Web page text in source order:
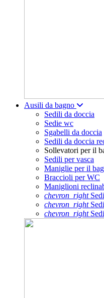
Ausili da bagno
Sedili da doccia
Sedie wc
Sgabelli da doccia
Sedili da doccia
Sollevatori per il
Sedili per vasca
Maniglie per il
Braccioli per WC
Maniglioni
chevron_right
chevron_right
chevron_right